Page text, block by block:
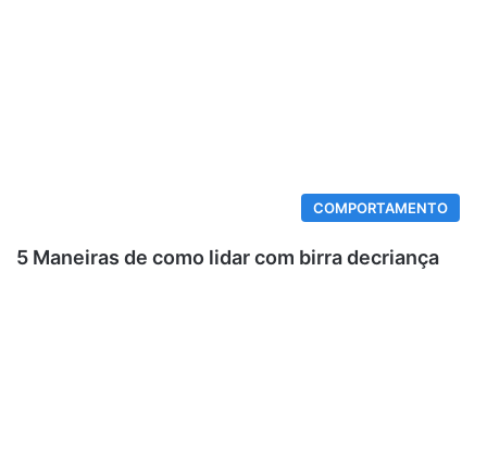
COMPORTAMENTO
5 Maneiras de como lidar com birra decriança